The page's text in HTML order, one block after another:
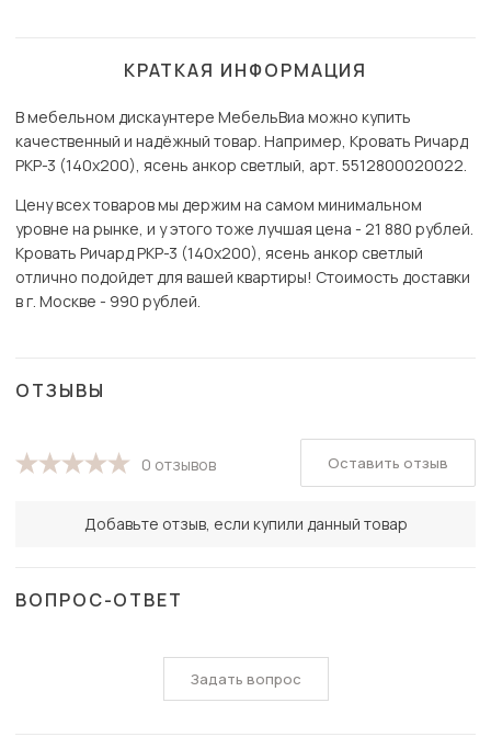
КРАТКАЯ ИНФОРМАЦИЯ
В мебельном дискаунтере МебельВиа можно купить
качественный и надёжный товар. Например, Кровать Ричард
РКР-3 (140х200), ясень анкор светлый, арт. 5512800020022.
Цену всех товаров мы держим на самом минимальном
уровне на рынке, и у этого тоже лучшая цена - 21 880 рублей.
Кровать Ричард РКР-3 (140х200), ясень анкор светлый
отлично подойдет для вашей квартиры! Стоимость доставки
в г. Москве - 990 рублей.
ОТЗЫВЫ
0 отзывов
Добавьте отзыв, если купили данный товар
Оставить отзыв
ВОПРОС-ОТВЕТ
Задать вопрос